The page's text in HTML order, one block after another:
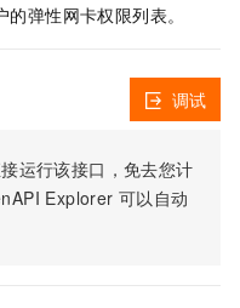
弹性网卡权限列表。
运行该接口，免去您计
Explorer 可以自动
调试